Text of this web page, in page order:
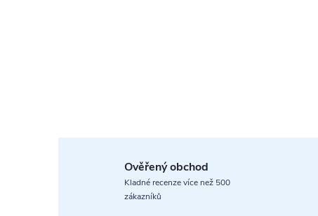
Ověřený obchod
Kladné recenze více než 500
zákazníků